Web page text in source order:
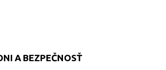
A BEZPEČNOSŤ